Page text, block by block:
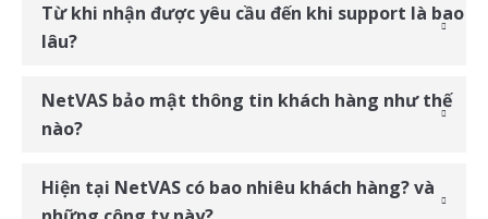
Từ khi nhận được yêu cầu đến khi support là bao
lâu?
NetVAS bảo mật thông tin khách hàng như thế
nào?
Hiện tại NetVAS có bao nhiêu khách hàng? và